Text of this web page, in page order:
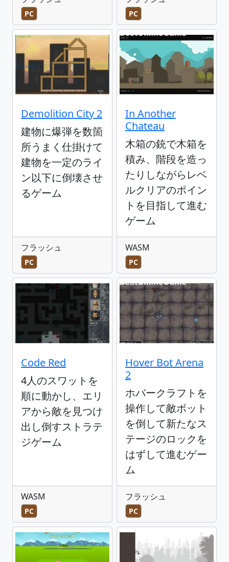
PC PC
Demolition City 2
建物に爆弾を数箇
所うまく仕掛けて
建物を一定のライ
ン以下に倒壊させ
るゲーム
フラッシュ
PC
In Another
Chateau
木箱の銃で木箱を
積み、階段を造っ
たりしながらレベ
ルクリアのポイン
トを目指して進む
ゲーム
WASM
PC
Code Red
4人のスワットを
順に動かし、エリ
アから敵を見つけ
出し倒すストラテ
ジゲーム
WASM
PC
Hover Bot Arena
2
ホバークラフトを
操作して敵ボット
を倒して新たなス
テージのロックを
はずして進むゲー
ム
フラッシュ
PC